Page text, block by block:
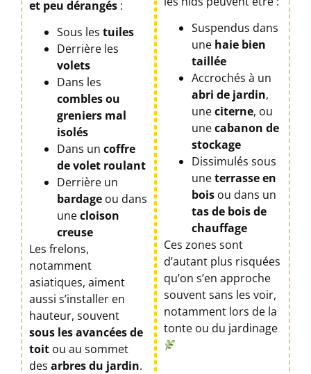
et peu dérangés :
Sous les tuiles
Derrière les
volets
Dans les
combles ou
greniers mal
isolés
Dans un coffre
de volet roulant
Derrière un
bardage ou dans
unecloison
creuse
Les frelons,
notamment
asiatiques, aiment
aussi s’installer en
hauteur, souvent
sous les avancées de
toit ou au sommet
des arbres du jardin.
Suspendus dans
une haie bien
taillée
Accrochés à un
abri de jardin,
uneciterne, ou
unecabanon de
stockage
Dissimulés sous
uneterrasse en
bois ou dans un
tas de bois de
chauffage
Ces zones sont
d’autant plus risquées
qu’on s’en approche
souvent sans les voir,
notamment lors de la
tonte ou du jardinage